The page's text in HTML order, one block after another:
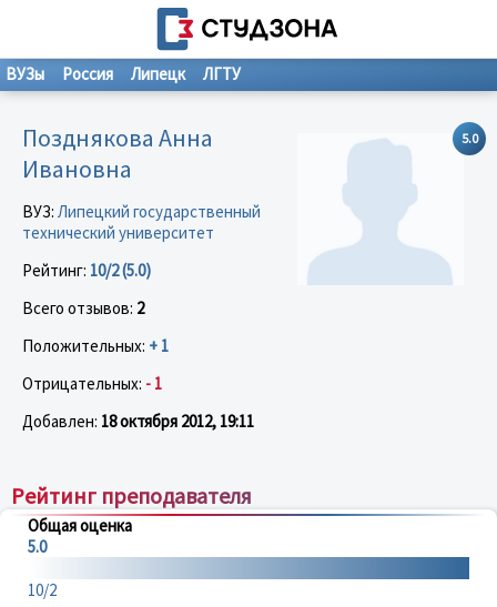
ВУЗы Россия Липецк ЛГТУ
5.0
Позднякова Анна
Ивановна
ВУЗ: Липецкий государственный
технический университет
Рейтинг: 10/2 (5.0)
Всего отзывов: 2
Положительных: + 1
Отрицательных: - 1
Добавлен: 18 октября 2012, 19:11
Рейтинг преподавателя
Общая оценка
5.0
10/2